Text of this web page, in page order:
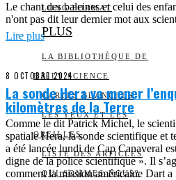
LONG FORMAT
PLUS
LA BIBLIOTHÈQUE DE
DAILY SCIENCE
CARTES BLANCHES
LES YEUX ET LES
OREILLES
LISTE DES ARTICLES
QUI SOMMES-NOUS?
Le chant des baleines et celui des
n'ont pas dit leur dernier mot aux
Lire plus
8 OCTOBRE 2024
La sonde Hera va mener
kilomètres de la Terre
Comme le dit Patrick Michel, le
spatiale Hera, la sonde scientifique et
a été lancée lundi de Cap Canaveral
digne de la police scientifique ». Il
comment la mission américaine Dart